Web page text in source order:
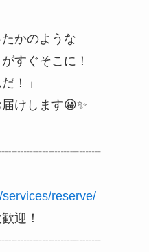
かのような
すぐそこに！
！」
けします😀✨
reserve/
迎！